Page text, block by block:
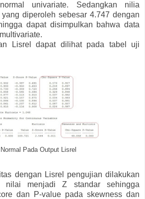
univariate. Sedangkan nilia
diperoleh sebesar 4.747 dengan
dapat disimpulkan bahwa data
Lisrel dapat dilihat pada tabel uji
Pada Output Lisrel
dengan Lisrel pengujian dilakukan
nilai menjadi Z standar sehingga
dan P-value pada skewness dan